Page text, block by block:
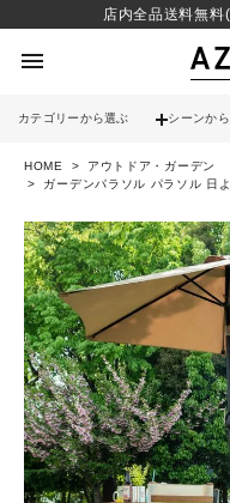
店内全品送料無
menu
カテゴリーから選ぶ シーンか
check 送料無料
check 12時までのご注文
※営業日(平日)に限る
contact_supportよくある質問
HOME
アウトドア・ガーデン
ガーデンパラソル パラソル 日